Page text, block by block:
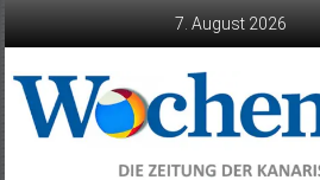
7. August 2026